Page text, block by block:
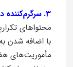
3. سرگرم‌کننده در طولانی‌مدت
محتواهای
با اضافه شدن
مأموریت‌های